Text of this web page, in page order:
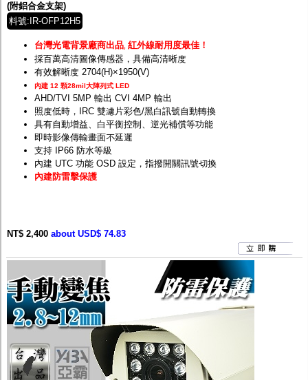
(附鋁合金支架)
料號:IR-OFP12H5
台灣光電背景廠商出品 紅外線耐用度最佳！
採百萬高清圖像傳感器，具備高清晰度
有效解晰度 2704(H)×1950(V)
內建 12 顆28mil大陣列式 LED
AHD/TVI 5MP 輸出 CVI 4MP 輸出
照度低時，IRC 雙濾片彩色/黑白訊號自動轉換
具有自動增益、白平衡控制、逆光補償等功能
即時影像傳輸畫面不延遲
支持 IP66 防水等級
內建 UTC 功能 OSD 設定，指撥開關訊號切換
內建防雷擊保護
NT$ 2,400 about USD$ 74.83